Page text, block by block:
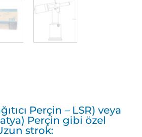
Perçin – LSR) veya
Perçin gibi özel
strok: